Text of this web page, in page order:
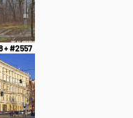
+ #2557